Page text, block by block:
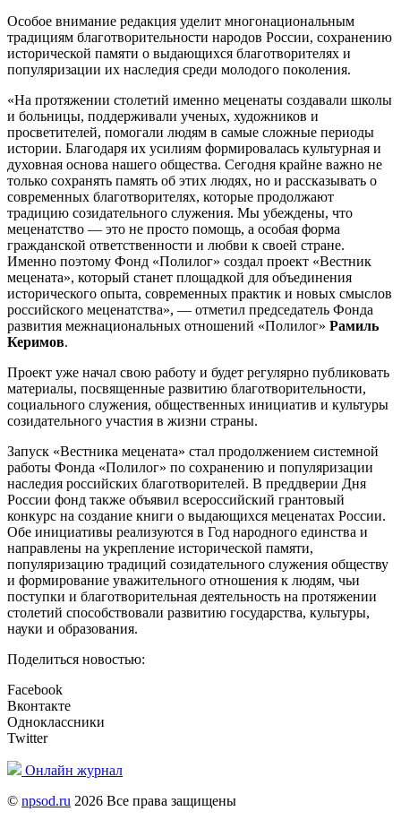
Особое внимание редакция уделит многонациональным
традициям благотворительности народов России, сохранению
исторической памяти о выдающихся благотворителях и
популяризации их наследия среди молодого поколения.
«На протяжении столетий именно меценаты создавали школы
и больницы, поддерживали ученых, художников и
просветителей, помогали людям в самые сложные периоды
истории. Благодаря их усилиям формировалась культурная и
духовная основа нашего общества. Сегодня крайне важно не
только сохранять память об этих людях, но и рассказывать о
современных благотворителях, которые продолжают
традицию созидательного служения. Мы убеждены, что
меценатство — это не просто помощь, а особая форма
гражданской ответственности и любви к своей стране.
Именно поэтому Фонд «Полилог» создал проект «Вестник
мецената», который станет площадкой для объединения
исторического опыта, современных практик и новых смыслов
российского меценатства», — отметил председатель Фонда
развития межнациональных отношений «Полилог» Рамиль
Керимов.
Проект уже начал свою работу и будет регулярно публиковать
материалы, посвященные развитию благотворительности,
социального служения, общественных инициатив и культуры
созидательного участия в жизни страны.
Запуск «Вестника мецената» стал продолжением системной
работы Фонда «Полилог» по сохранению и популяризации
наследия российских благотворителей. В преддверии Дня
России фонд также объявил всероссийский грантовый
конкурс на создание книги о выдающихся меценатах России.
Обе инициативы реализуются в Год народного единства и
направлены на укрепление исторической памяти,
популяризацию традиций созидательного служения обществу
и формирование уважительного отношения к людям, чьи
поступки и благотворительная деятельность на протяжении
столетий способствовали развитию государства, культуры,
науки и образования.
Поделиться новостью:
Facebook
Вконтакте
Одноклассники
Twitter
Онлайн журнал
© npsod.ru 2026 Все права защищены